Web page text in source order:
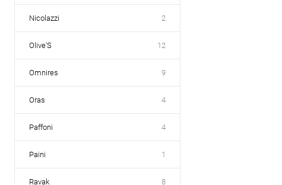
Nicolazzi 2
Olive'S 12
Omnires 9
Oras 4
Paffoni 4
Paini 1
Ravak 8